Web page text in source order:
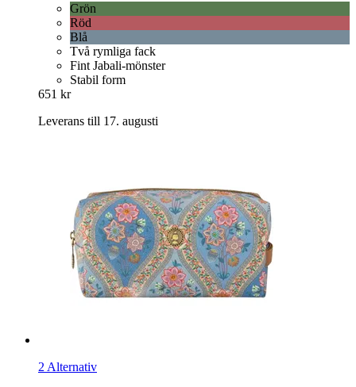
Grön
Röd
Blå
Två rymliga fack
Fint Jabali-mönster
Stabil form
651 kr
Leverans till 17. augusti
2 Alternativ